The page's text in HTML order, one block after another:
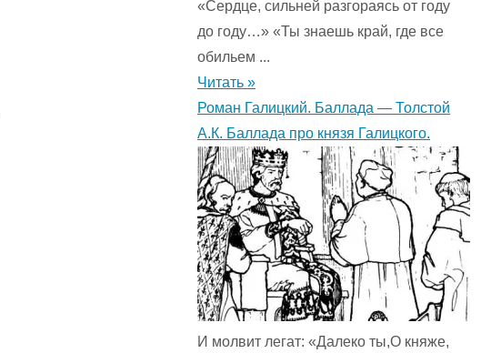
«Сердце, сильней разгораясь от году
до году…» «Ты знаешь край, где все
обильем ...
Читать »
Роман Галицкий. Баллада — Толстой
А.К. Баллада про князя Галицкого.
И молвит легат: «Далеко ты,О княже,